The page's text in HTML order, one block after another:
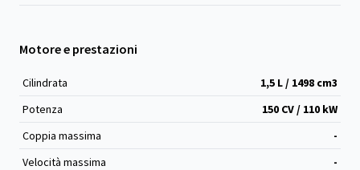
Motore e prestazioni
Cilindrata 1,5 L / 1498 cm3
Potenza
150 CV / 110 kW
Coppia massima
-
Velocità massima
-